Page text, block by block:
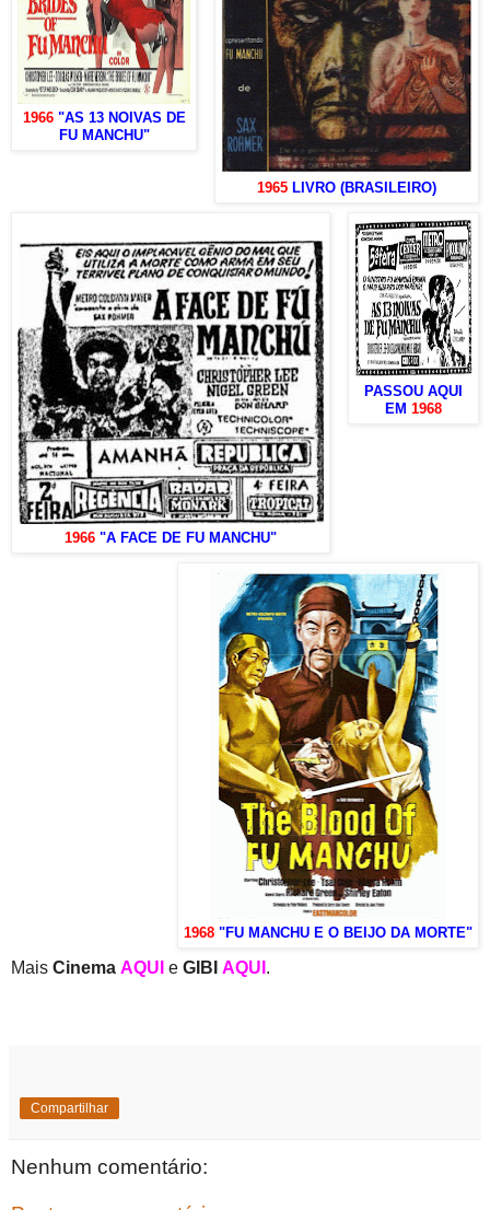
1965 LIVRO (BRASILEIRO)
1966 "A FACE DE FU MANCHU"
1968 "FU MANCHU E O BEIJO DA MORTE"
1966 "AS 13 NOIVAS DE
FU MANCHU"
PASSOU AQUI
EM 1968
Mais Cinema AQUI e GIBI AQUI .
Compartilhar
Nenhum comentário: